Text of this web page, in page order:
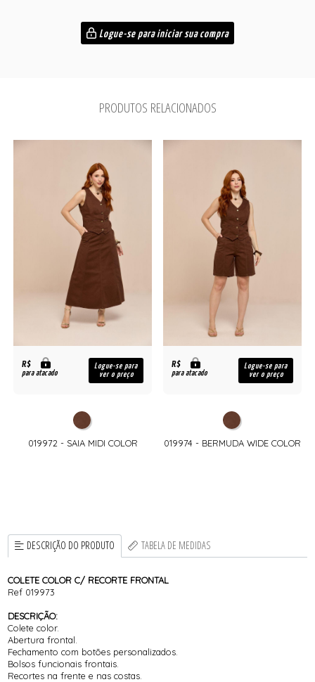
Logue-se para iniciar sua compra
PRODUTOS RELACIONADOS
R$
para atacado
Logue-se para
ver o preço
019972 - SAIA MIDI COLOR
R$
para atacado
Logue-se para
ver o preço
019974 - BERMUDA WIDE COLOR
DESCRIÇÃO DO PRODUTO TABELA DE MEDIDAS
COLETE COLOR C/ RECORTE FRONTAL
Ref 019973
DESCRIÇÃO:
Colete color.
Abertura frontal.
Fechamento com botões personalizados.
Bolsos funcionais frontais.
Recortes na frente e nas costas.